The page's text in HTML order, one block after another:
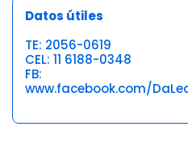
Datos útiles
TE: 2056-0619
CEL: 11 6188-0348
FB:
www.facebook.com/